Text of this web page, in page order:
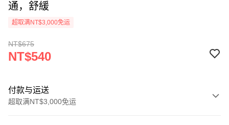
通，舒緩
超取满NT$3,000免运
NT$675
NT$540
付款与运送
超取满NT$3,000免运